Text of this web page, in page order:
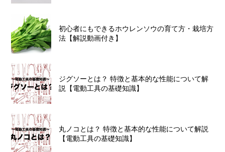
初心者にもできるホウレンソウの育て方・栽培方
法【解説動画付き】
ジグソーとは？ 特徴と基本的な性能について解
説【電動工具の基礎知識】
丸ノコとは？ 特徴と基本的な性能について解説
【電動工具の基礎知識】